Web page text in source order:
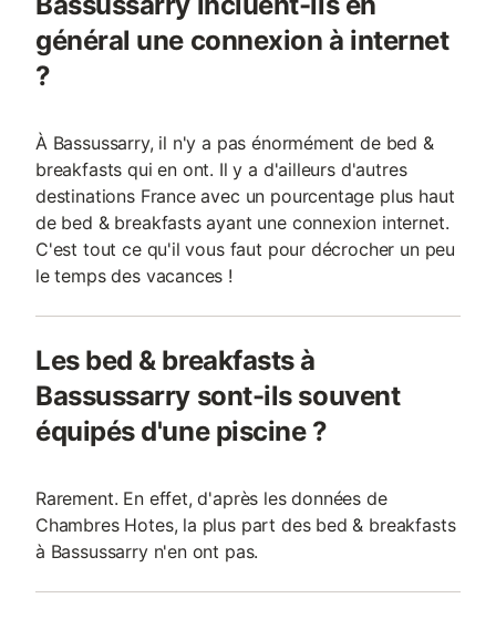
général une connexion à internet
?
À Bassussarry, il n'y a pas énormément de bed &
breakfasts qui en ont. Il y a d'ailleurs d'autres
destinations France avec un pourcentage plus haut
de bed & breakfasts ayant une connexion internet.
C'est tout ce qu'il vous faut pour décrocher un peu
le temps des vacances !
Les bed & breakfasts à
Bassussarry sont-ils souvent
équipés d'une piscine ?
Rarement. En effet, d'après les données de
Chambres Hotes, la plus part des bed & breakfasts
à Bassussarry n'en ont pas.